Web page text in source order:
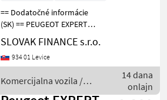
== Dodatočné informácie
(SK) == PEUGEOT EXPERT
2.0 L1H1 4x4 Dangel r.v.
08/2018, 148 547 km, EURO
6, 90kW, 1997 cm3, diesel,
sedenie, 2x elekt
SLOVAK FINANCE s.r.o.
934 01 Levice
Komercijalna vozila /
Peugeot
14 dana
onlajn